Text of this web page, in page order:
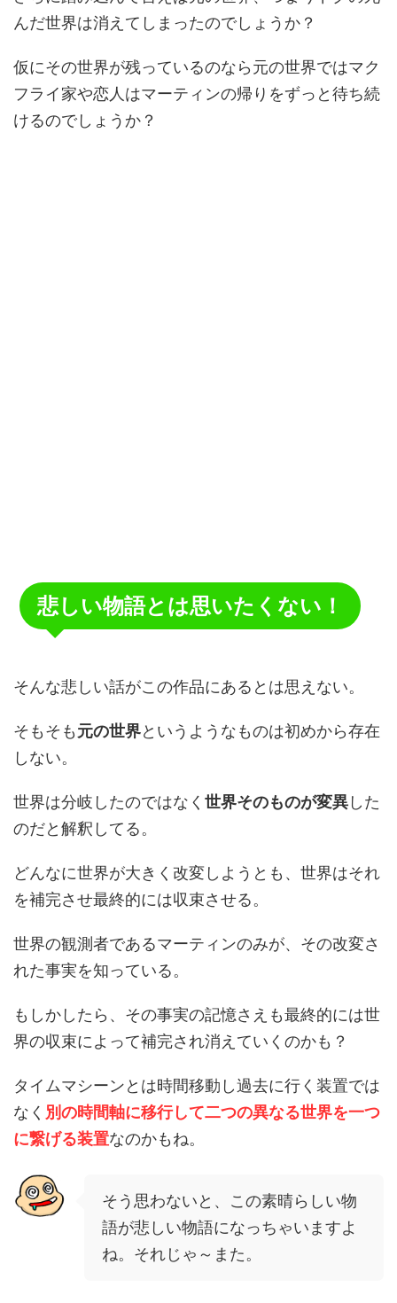
んだ世界は消えてしまったのでしょうか？
仮にその世界が残っているのなら元の世界ではマク
フライ家や恋人はマーティンの帰りをずっと待ち続
けるのでしょうか？
悲しい物語とは思いたくない！
そんな悲しい話がこの作品にあるとは思えない。
そもそも元の世界というようなものは初めから存在
しない。
世界は分岐したのではなく 世界そのものが変異した
のだと解釈してる。
どんなに世界が大きく改変しようとも、世界はそれ
を補完させ最終的には収束させる。
世界の観測者であるマーティンのみが、その改変さ
れた事実を知っている。
もしかしたら、その事実の記憶さえも最終的には世
界の収束によって補完され消えていくのかも？
タイムマシーンとは時間移動し過去に行く装置では
なく 別の時間軸に移行して二つの異なる世界を一つ
に繋げる装置なのかもね。
そう思わないと、この素晴らしい物
語が悲しい物語になっちゃいますよ
ね。それじゃ～また。